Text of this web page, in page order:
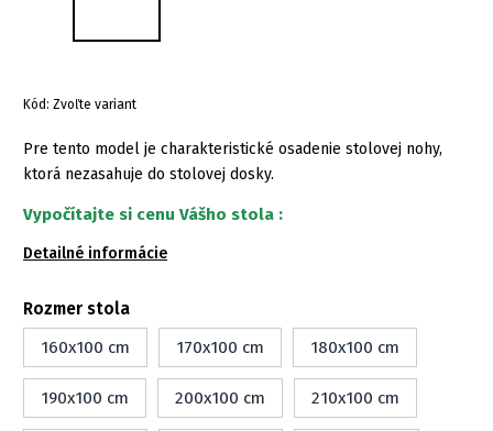
Kód: Zvoľte variant
Pre tento model je charakteristické osadenie stolovej nohy,
ktorá nezasahuje do stolovej dosky.
Vypočítajte si cenu Vášho stola :
Detailné informácie
Rozmer stola
160x100 cm
170x100 cm 180x100 cm
190x100 cm 200x100 cm 210x100 cm